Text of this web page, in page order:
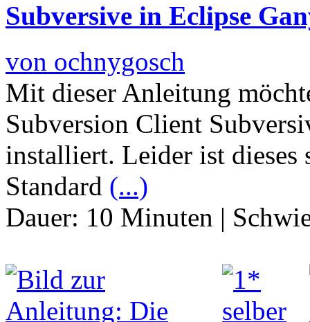
Subversive in Eclipse
von ochnygosch
Mit dieser Anleitung
Subversion Client
installiert. Leider ist dieses
Standard (...)
Dauer: 10 Minuten |